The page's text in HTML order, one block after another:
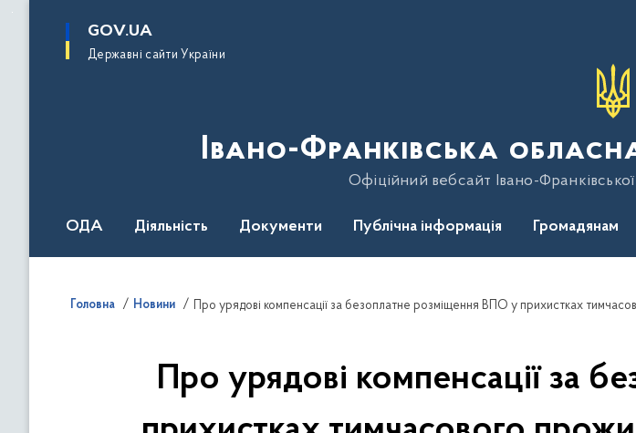
основного
GOV.UA
Державні сайти України
Івано-Франківська
Офіційний вебсайт Івано-
ОДА Діяльність Документи Публічна інформація Громадянам
Головна Новини Про урядові компенсації за безоплатне розміщення ВПО у прихистках
Про урядові компенсації за